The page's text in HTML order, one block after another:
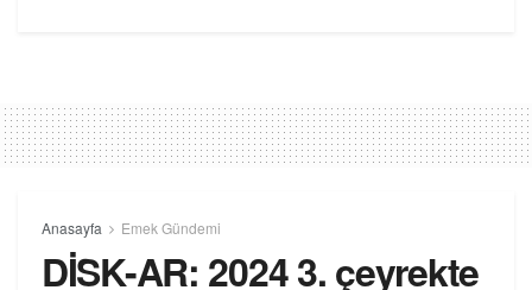
Anasayfa Emek Gündemi
DİSK-AR: 2024 3. çeyrekte